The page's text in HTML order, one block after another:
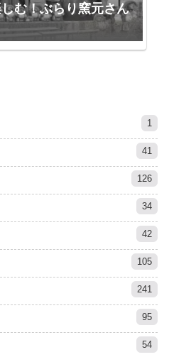
む！ぶらり窯元さん
1
41
126
34
42
105
241
95
54